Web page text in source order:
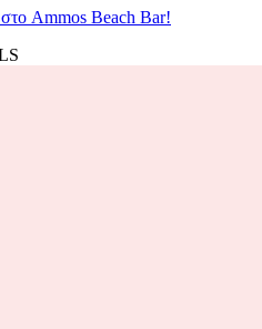
Ammos Beach Bar!